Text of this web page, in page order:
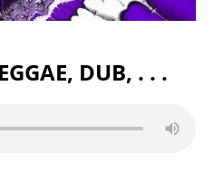
DUB, . . .